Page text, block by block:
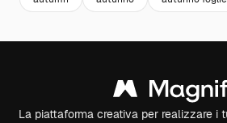
La piattaforma creativa per realizzare i